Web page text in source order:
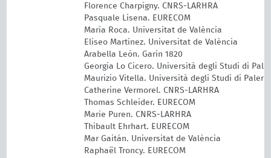
Florence Charpigny. CNRS-LARHRA
Pasquale Lisena. EURECOM
María Roca. Universitat de València
Eliseo Martínez. Universitat de València
Arabella León. Garín 1820
Georgia Lo Cicero. Università degli Studi di
Maurizio Vitella. Università degli Studi di
Catherine Vermorel. CNRS-LARHRA
Thomas Schleider. EURECOM
Marie Puren. CNRS-LARHRA
Thibault Ehrhart. EURECOM
Mar Gaitán. Universitat de València
Raphaël Troncy. EURECOM